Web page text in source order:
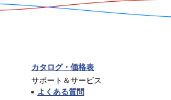
カタログ・価格表
サポート＆サービス
よくある質問